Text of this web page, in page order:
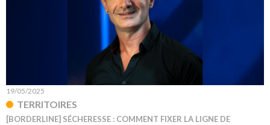
19/05/2025
TERRITOIRES
[BORDERLINE] SÉCHERESSE : COMMENT FIXER LA LIGNE DE